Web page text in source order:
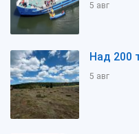
5 авг
Над 200
5 авг